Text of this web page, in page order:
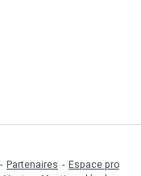
Partenaires
Espace pro